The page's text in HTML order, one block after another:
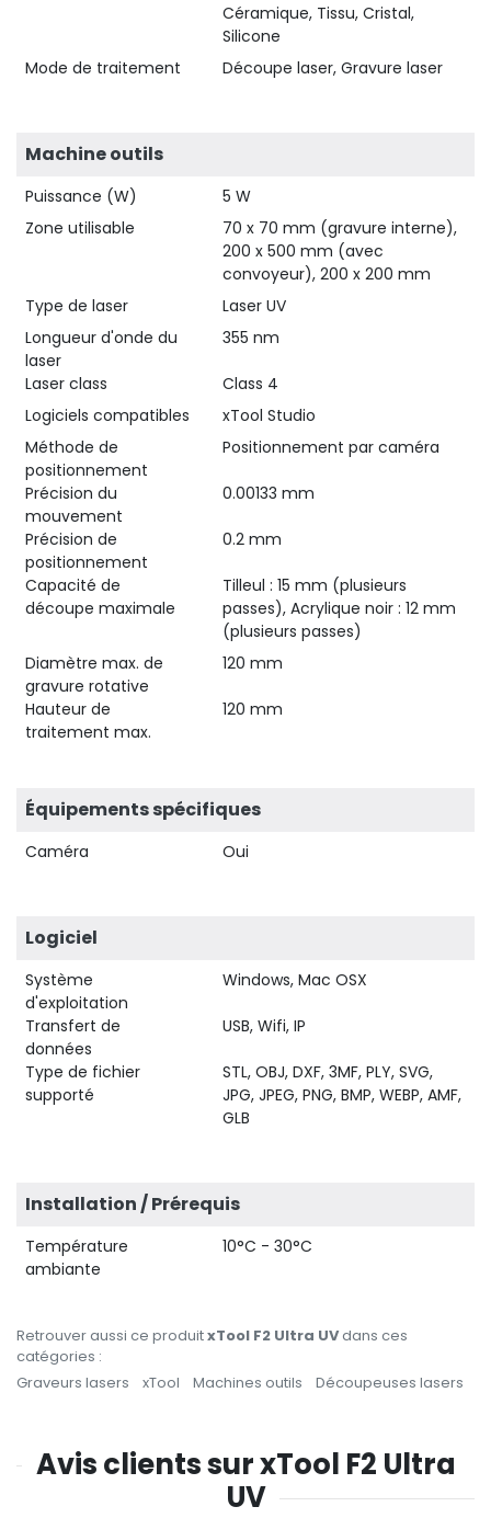
Céramique, Tissu, Cristal,
Silicone
Mode de traitement
Découpe laser, Gravure laser
Machine outils
Puissance (W)
5 W
Zone utilisable
70 x 70 mm (gravure interne),
200 x 500 mm (avec
convoyeur), 200 x 200 mm
Type de laser
Laser UV
Longueur d'onde du
laser
355 nm
Laser class
Class 4
Logiciels compatibles
xTool Studio
Méthode de
positionnement
Positionnement par caméra
Précision du
mouvement
0.00133 mm
Précision de
positionnement
0.2 mm
Capacité de
découpe maximale
Tilleul : 15 mm (plusieurs
passes), Acrylique noir : 12 mm
(plusieurs passes)
Diamètre max. de
gravure rotative
120 mm
Hauteur de
traitement max.
120 mm
Équipements spécifiques
Caméra Oui
Logiciel
Système
d'exploitation
Windows, Mac OSX
Transfert de
données
USB, Wifi, IP
Type de fichier
supporté
STL, OBJ, DXF, 3MF, PLY, SVG,
JPG, JPEG, PNG, BMP, WEBP, AMF,
GLB
Installation / Prérequis
Température
ambiante
10°C - 30°C
Retrouver aussi ce produitxTool F2 Ultra UVdans ces
catégories :
Graveurs lasers
xTool Machines outils Découpeuses lasers
Avis clients sur xTool F2 Ultra
UV